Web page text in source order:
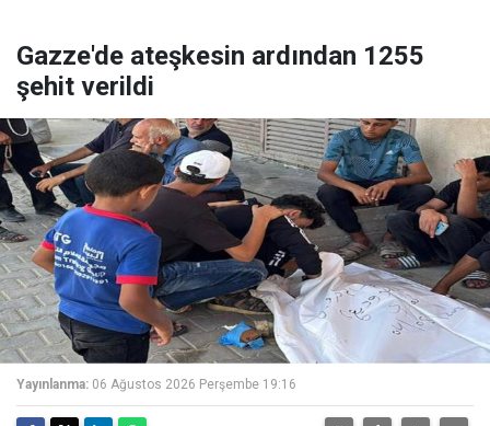
Gazze'de ateşkesin ardından 1255
şehit verildi
Yayınlanma: 06 Ağustos 2026 Perşembe 19:16